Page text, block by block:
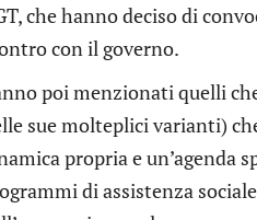
che hanno deciso di
con il governo.
poi menzionati quelli
sue molteplici varianti)
propria e un’agenda
di assistenza